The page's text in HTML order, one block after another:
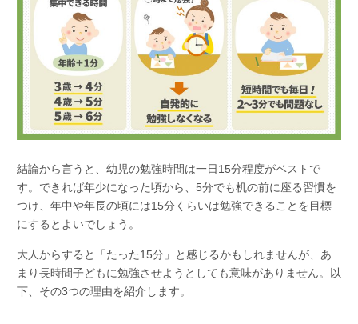
結論から言うと、幼児の勉強時間は一日15分程度がベストで
す。できれば年少になった頃から、5分でも机の前に座る習慣を
つけ、年中や年長の頃には15分くらいは勉強できることを目標
にするとよいでしょう。
大人からすると「たった15分」と感じるかもしれませんが、あ
まり長時間子どもに勉強させようとしても意味がありません。以
下、その3つの理由を紹介します。